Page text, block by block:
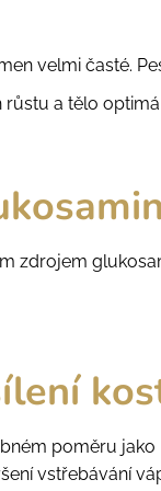
velmi časté.
a tělo
zdrojem
poměru
vstřebávání